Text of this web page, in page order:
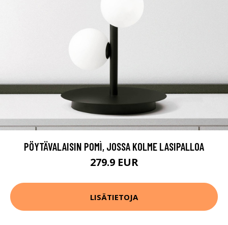
PÖYTÄVALAISIN POMÌ, JOSSA KOLME LASIPALLOA
279.9 EUR
LISÄTIETOJA